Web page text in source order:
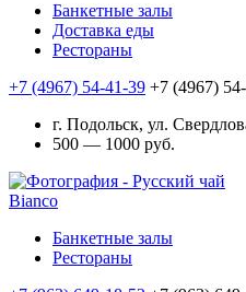
Банкетные залы
Доставка еды
Рестораны
+7 (4967) 54-41-39 +7 (4967)
г. Подольск, ул.
500 — 1000 руб.
Bianco
Банкетные залы
Рестораны